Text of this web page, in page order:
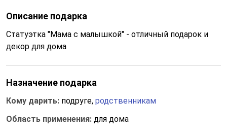
Описание подарка
Статуэтка "Мама с малышкой" - отличный подарок и
декор для дома
Назначение подарка
Кому дарить: подруге, родственникам
Область применения: для дома